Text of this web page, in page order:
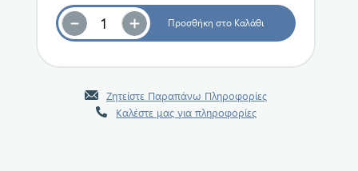
Ζητείστε Παραπάνω Πληροφορίες
Καλέστε μας για πληροφορίες